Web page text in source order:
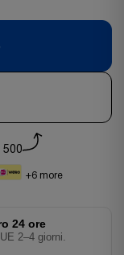
+6 more
500
24 ore
2–4 giorni.